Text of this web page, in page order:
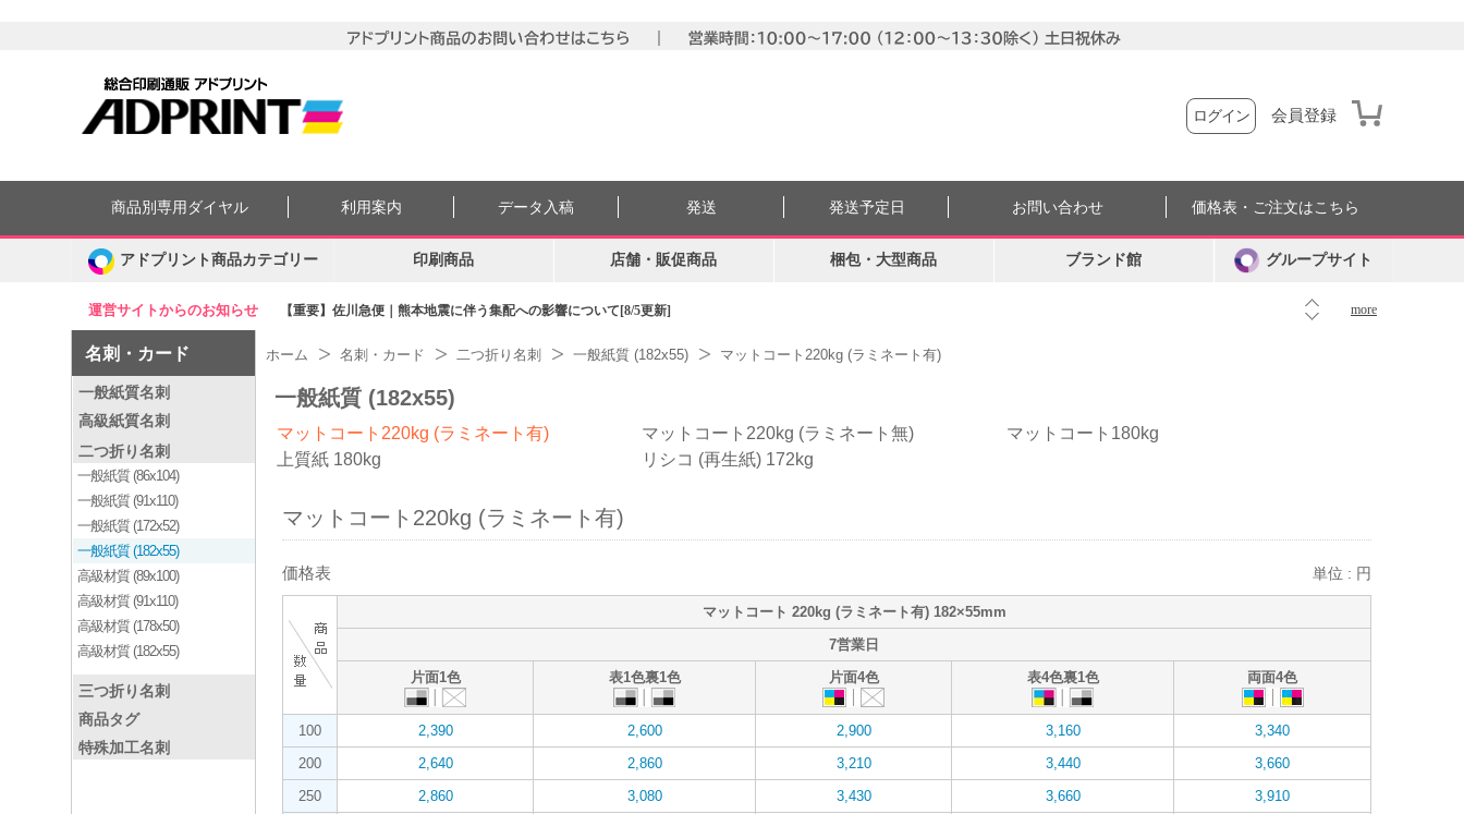
ログイン 会員登録
運営サイトからのお知らせ 【重要】佐川急便｜熊本地震に伴う集配への影響について[8/5更新] more
商品別専用ダイヤル 利用案内 データ入稿 発送 発送予定日 お問い合わせ 価格表・ご注文はこちら
アドプリント商品カテゴリー 印刷商品 店舗・販促商品 梱包・大型商品 ブランド館 グループサイト
名刺・カード
一般紙質名刺
高級紙質名刺
二つ折り名刺
一般紙質 (86x104)
一般紙質 (91x110)
一般紙質 (172x52)
一般紙質 (182x55)
高級材質 (89x100)
高級材質 (91x110)
高級材質 (178x50)
高級材質 (182x55)
三つ折り名刺
商品タグ
特殊加工名刺
ホーム 名刺・カード 二つ折り名刺 一般紙質 (182x55) マットコート220kg (ラミネート有)
一般紙質 (182x55)
マットコート220kg (ラミネート有) マットコート220kg (ラミネート無)
マットコート180kg
上質紙 180kg
リシコ (再生紙) 172kg
マットコート220kg (ラミネート有)
価格表 単位 : 円
マットコート 220kg (ラミネート有) 182×55mm
7営業日
片面1色
表1色裏1色 片面4色 表4色裏1色 両面4色
100 2,390 2,600 2,900 3,160
3,340
200
2,640 2,860 3,210 3,440
3,660
250
2,860 3,080 3,430 3,660
3,910